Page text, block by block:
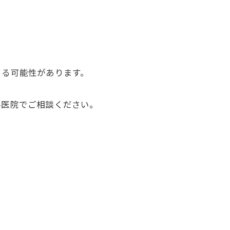
可能性があります。
院でご相談ください。